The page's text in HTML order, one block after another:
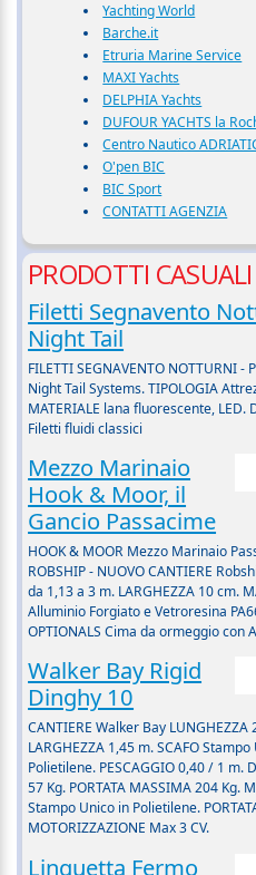
Yachting World
Barche.it
Etruria Marine Service
MAXI Yachts
DELPHIA Yachts
DUFOUR YACHTS la
Centro Nautico
O'pen BIC
BIC Sport
CONTATTI AGENZIA
PRODOTTI CASUALI
Filetti Segnavento
Night Tail
FILETTI SEGNAVENTO NOTTURNI -
Night Tail Systems. TIPOLOGIA
MATERIALE lana fluorescente, LED.
Filetti fluidi classici
Mezzo Marinaio
Hook & Moor, il
Gancio Passacime
HOOK & MOOR Mezzo Marinaio
ROBSHIP - NUOVO CANTIERE
da 1,13 a 3 m. LARGHEZZA 10 cm.
Alluminio Forgiato e Vetroresina
OPTIONALS Cima da ormeggio con
Walker Bay Rigid
Dinghy 10
CANTIERE Walker Bay LUNGHEZZA
LARGHEZZA 1,45 m. SCAFO
Polietilene. PESCAGGIO 0,40 / 1 m.
57 Kg. PORTATA MASSIMA 204 Kg.
Stampo Unico in Polietilene.
MOTORIZZAZIONE Max 3 CV.
Linguetta Fermo